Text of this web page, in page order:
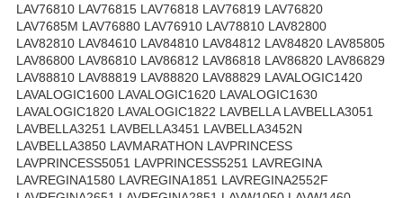
LAV76810 LAV76815 LAV76818 LAV76819 LAV76820
LAV7685M LAV76880 LAV76910 LAV78810 LAV82800
LAV82810 LAV84610 LAV84810 LAV84812 LAV84820 LAV85805
LAV86800 LAV86810 LAV86812 LAV86818 LAV86820 LAV86829
LAV88810 LAV88819 LAV88820 LAV88829 LAVALOGIC1420
LAVALOGIC1600 LAVALOGIC1620 LAVALOGIC1630
LAVALOGIC1820 LAVALOGIC1822 LAVBELLA LAVBELLA3051
LAVBELLA3251 LAVBELLA3451 LAVBELLA3452N
LAVBELLA3850 LAVMARATHON LAVPRINCESS
LAVPRINCESS5051 LAVPRINCESS5251 LAVREGINA
LAVREGINA1580 LAVREGINA1851 LAVREGINA2552F